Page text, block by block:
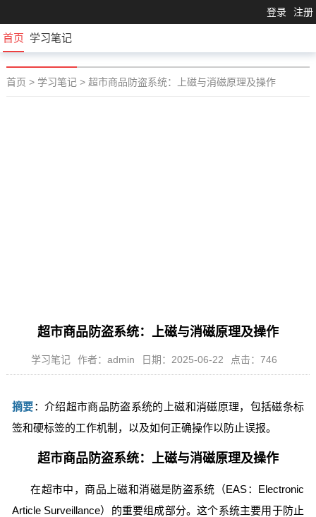
登录 注册
首页 学习笔记
首页 > 学习笔记 > 超市商品防盗系统：上磁与消磁原理及操作
超市商品防盗系统：上磁与消磁原理及操作
学习笔记 作者：admin 日期：2025-06-22 点击：746
摘要：介绍超市商品防盗系统的上磁和消磁原理，包括磁条标
签和硬标签的工作机制，以及如何正确操作以防止误报。
超市商品防盗系统：上磁与消磁原理及操作
在超市中，商品上磁和消磁是防盗系统（EAS：Electronic
Article Surveillance）的重要组成部分。这个系统主要用于防止